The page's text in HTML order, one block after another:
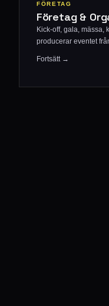
FÖRETAG
Företag &
Kick-off, gala, mässa,
producerar eventet
Fortsätt →